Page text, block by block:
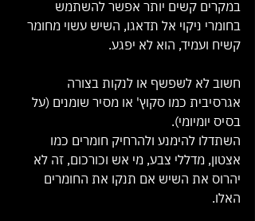
במקרים קשים יותר אפשר להשתמש
בחומרי ניקוי אל תדאגו, השיש עשוי מחומר
קשיח ועמיד, הוא לא יפגע.
חשוב לא לשפשף או לנקות בצורה
אגרסיבית כמו סקוץ' או מסיר שומנים (על
בסיס יומיומי).
השתדלו להימנע ולהרחיק חומרים כמו
אצטון, מדללי צבע, מי אש וכורכום, זה לא
יהרוס את השיש אם תנקו את החומרים
האלו.